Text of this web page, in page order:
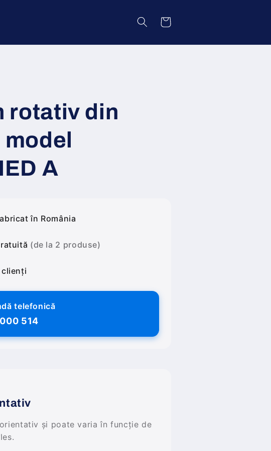
Coș
rotativ din
model
A
în România
(de la 2 produse)
clienți
telefonică
514
și poate varia în funcție de